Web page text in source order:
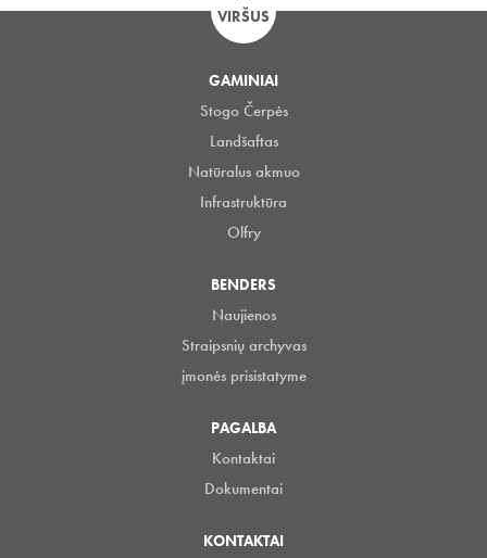
VIRŠUS
GAMINIAI
Stogo Čerpės
Landšaftas
Natūralus akmuo
Infrastruktūra
Olfry
BENDERS
Naujienos
Straipsnių archyvas
įmonės prisistatyme
PAGALBA
Kontaktai
Dokumentai
KONTAKTAI